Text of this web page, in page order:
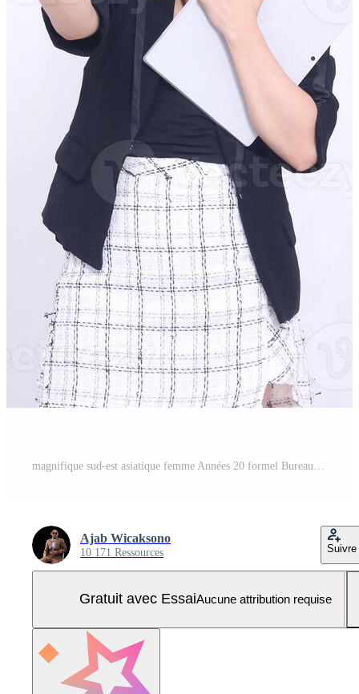
Ajab Wicaksono
10 171 Ressources Suivre
Gratuit avec EssaiAucune attribution requise